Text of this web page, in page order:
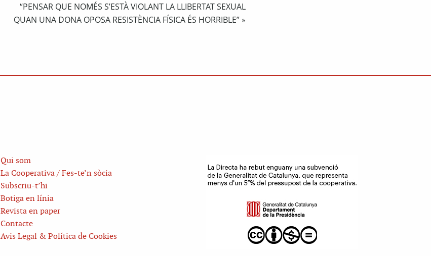
“PENSAR QUE NOMÉS S’ESTÀ VIOLANT LA LLIBERTAT SEXUAL
QUAN UNA DONA OPOSA RESISTÈNCIA FÍSICA ÉS HORRIBLE” »
Qui som
La Cooperativa / Fes-te’n sòcia
Subscriu-t’hi
Botiga en línia
Revista en paper
Contacte
Avis Legal & Política de Cookies